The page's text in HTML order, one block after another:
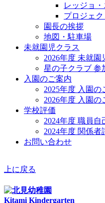
レッジョ
プロジェ
園長の挨拶
地図・駐車場
未就園児クラス
2026年度 未就園
星の子クラブ 参
入園のご案内
2025年度 入園の
2026年度 入園の
学校評価
2024年度 職員自
2024年度 関係者
お問い合わせ
上に戻る
Kitami Kindergarten